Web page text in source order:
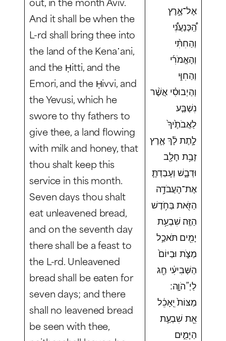
And it shall be when the
L-rd shall bring thee into
the land of the Kena῾ani,
and the Ḥitti, and the
Emori, and the Ḥivvi, and
the Yevusi, which he
swore to thy fathers to
give thee, a land flowing
with milk and honey, that
thou shalt keep this
service in this month.
Seven days thou shalt
eat unleavened bread,
and on the seventh day
there shall be a feast to
the L-rd. Unleavened
bread shall be eaten for
seven days; and there
shall no leavened bread
be seen with thee,
אֶל־אֶ֣רֶץ
הַֽ֠כְּנַעֲנִ֠י
וְהַחִתִּ֨י
וְהָאֱמֹרִ֜י
וְהַחִוִּ֣י
וְהַיְבוּסִ֗י אֲשֶׁ֨ר
נִשְׁבַּ֤ע
לַאֲבֹתֶ֙יךָ֙
לָ֣תֶת לָ֔ךְ אֶ֛רֶץ
זָבַ֥ת חָלָ֖ב
וּדְבָ֑שׁ וְעָבַדְתָּ֛
אֶת־הָעֲבֹדָ֥ה
הַזֹּ֖את בַּחֹ֥דֶשׁ
הַזֶּֽה׃ שִׁבְעַ֥ת
יָמִ֖ים תֹּאכַ֣ל
מַצֹּ֑ת וּבַיּוֹם֙
הַשְּׁבִיעִ֔י חַ֖ג
לַיְ”הֹוָ֛ה ׃
מַצּוֹת֙ יֵֽאָכֵ֔ל
אֵ֖ת שִׁבְעַ֣ת
הַיָּמִ֑ים